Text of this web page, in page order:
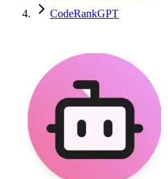
CodeRankGPT